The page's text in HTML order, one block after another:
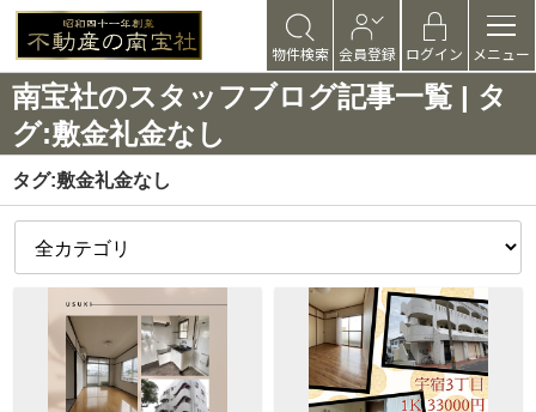
物件検索 会員登録 ログイン メニュー
南宝社のスタッフブログ記事一覧 | タ
グ:敷金礼金なし
タグ:敷金礼金なし